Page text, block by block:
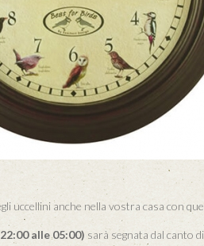
uccellini anche nella vostra casa con
alle 05:00) sarà segnata dal canto